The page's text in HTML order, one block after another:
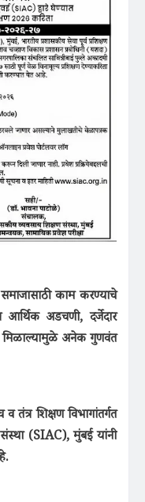
काम करण्याचे
अडचणी, दर्जेदार
मिळाल्यामुळे अनेक गुणवंत
व तंत्र शिक्षण विभागांतर्गत
संस्था (SIAC), मुंबई यांनी